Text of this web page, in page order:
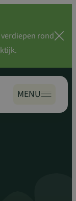
rond
MENU